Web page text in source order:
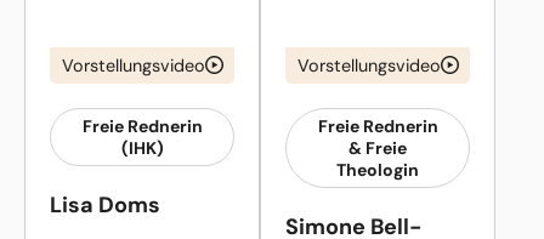
Vorstellungsvideo
Freie Rednerin
(IHK)
Lisa Doms
Vorstellungsvideo
Freie Rednerin
& Freie
Theologin
Simone Bell-